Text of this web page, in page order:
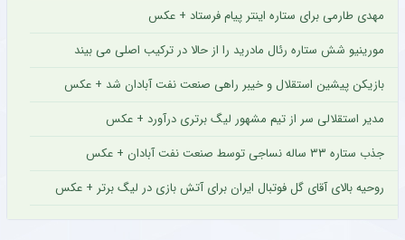
مهدی طارمی برای ستاره اینتر پیام فرستاد + عکس
مورینیو شش ستاره رئال مادرید را از حالا در ترکیب اصلی می بیند
بازیکن پیشین استقلال و خیبر راهی صنعت نفت آبادان شد + عکس
مدیر استقلالی سر از تیم مشهور لیگ برتری درآورد + عکس
جذب ستاره ۳۳ ساله نساجی توسط صنعت نفت آبادان + عکس
روحیه بالای آقای گل فوتبال ایران برای آتش بازی در لیگ برتر + عکس